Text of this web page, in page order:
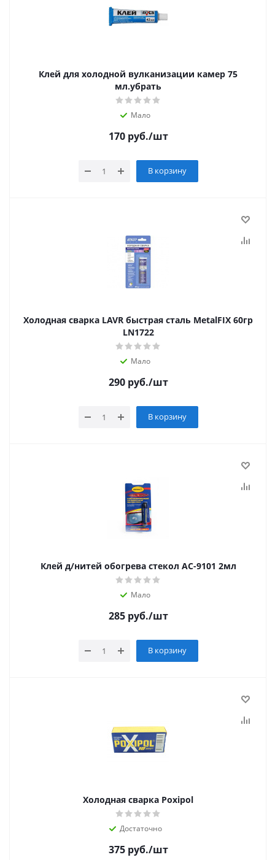
Клей для холодной вулканизации камер 75
мл.убрать
Мало
170руб./шт
В корзину
Холодная сварка LAVR быстрая сталь MetalFIX 60гр
LN1722
Мало
290руб./шт
В корзину
Клей д/нитей обогрева стекол АС-9101 2мл
Мало
285руб./шт
В корзину
Холодная сварка Poxipol
Достаточно
375руб./шт